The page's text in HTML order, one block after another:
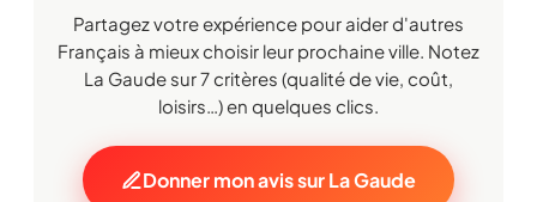
Partagez votre expérience pour aider d'autres
Français à mieux choisir leur prochaine ville. Notez
La Gaude sur 7 critères (qualité de vie, coût,
loisirs…) en quelques clics.
Donner mon avis sur La Gaude